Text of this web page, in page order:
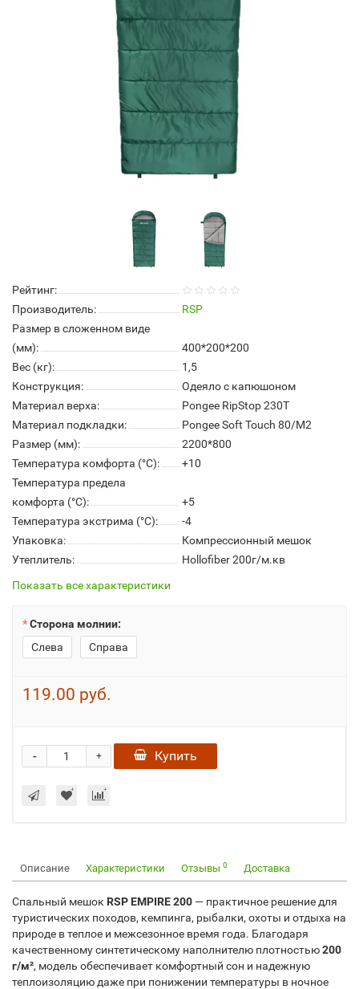
Рейтинг:
Производитель:
RSP
Размер в сложенном виде
(мм):
400*200*200
Вес (кг):
1,5
Конструкция:
Одеяло с капюшоном
Материал верха:
Pongee RipStop 230T
Материал подкладки:
Pongee Soft Touch 80/M2
Размер (мм):
2200*800
Температура комфорта (°С):
+10
Температура предела
комфорта (°С):
+5
Температура экстрима (°С):
-4
Упаковка:
Компрессионный мешок
Утеплитель:
Hollofiber 200г/м.кв
Показать все характеристики
Сторона молнии:
Слева
Справа
119.00 руб.
+
- Купить
Описание Характеристики Отзывы 0 Доставка
Спальный мешок RSP EMPIRE 200 — практичное решение для
туристических походов, кемпинга, рыбалки, охоты и отдыха на
природе в теплое и межсезонное время года. Благодаря
качественному синтетическому наполнителю плотностью200
г/м², модель обеспечивает комфортный сон и надежную
теплоизоляцию даже при понижении температуры в ночное